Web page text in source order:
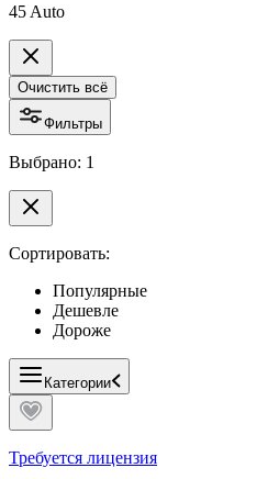
45 Auto
Очистить всё
Фильтры
Выбрано: 1
Сортировать:
Популярные
Дешевле
Дороже
Категории
Требуется лицензия